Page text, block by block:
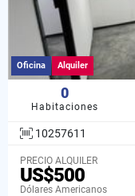
Oficina Alquiler
0
Habitaciones
10257611
PRECIO ALQUILER
US$500
Dólares Americanos